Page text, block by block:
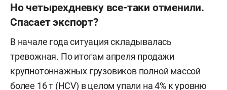
Но четырехдневку все-таки отменили.
Спасает экспорт?
В начале года ситуация складывалась
тревожная. По итогам апреля продажи
крупнотоннажных грузовиков полной массой
более 16 т (HCV) в целом упали на 4% к уровню